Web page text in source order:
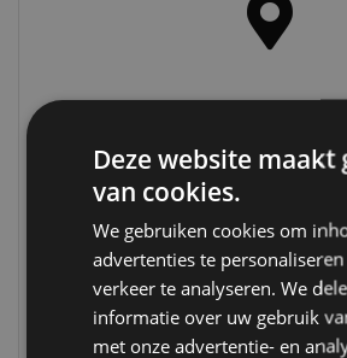
Nijverheidsweg 27G
2031 CN Haarlem
Nederland
023 531 03 17
Maandag t/m Vrijdag 08.00
Deze website maakt
van cookies.
We gebruiken cookies om
advertenties te
verkeer te analyseren. We
informatie over uw gebruik
met onze advertentie- en